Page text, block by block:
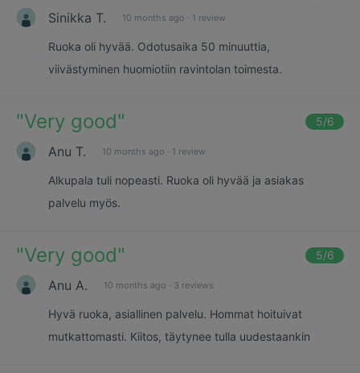
Sinikka T. 10 months ago · 1 review
Ruoka oli hyvää. Odotusaika 50 minuuttia,
viivästyminen huomiotiin ravintolan toimesta.
"Very good" 5/6
Anu T. 10 months ago · 1 review
Alkupala tuli nopeasti. Ruoka oli hyvää ja asiakas
palvelu myös.
"Very good" 5/6
Anu A. 10 months ago · 3 reviews
Hyvä ruoka, asiallinen palvelu. Hommat hoituivat
mutkattomasti. Kiitos, täytynee tulla uudestaankin